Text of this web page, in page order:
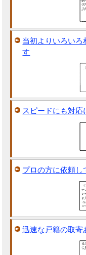
当初よりいろいろ
す
スピードにも対
プロの方に依頼し
迅速な戸籍の取寄